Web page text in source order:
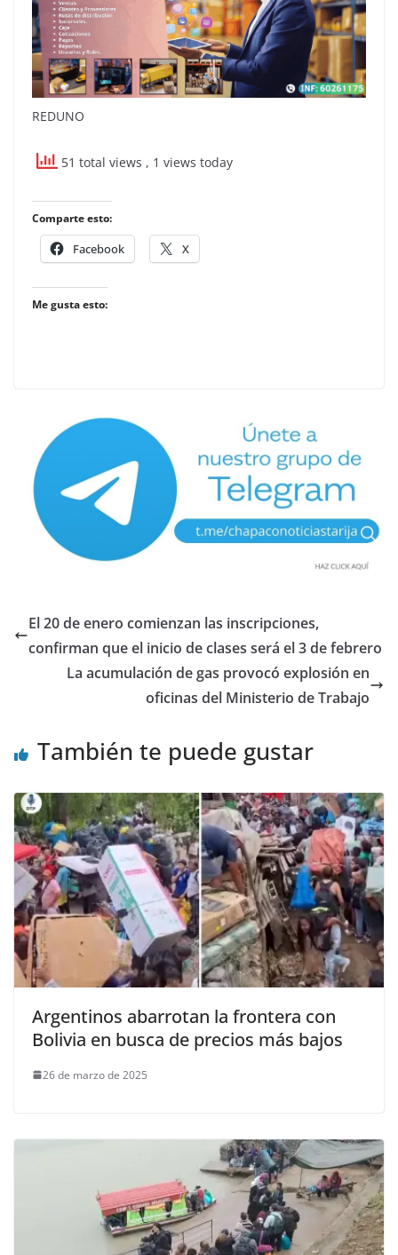
REDUNO
51 total views , 1 views today
Comparte esto:
Facebook X
Me gusta esto:
El 20 de enero comienzan las inscripciones,
confirman que el inicio de clases será el 3 de febrero
La acumulación de gas provocó explosión en
oficinas del Ministerio de Trabajo
También te puede gustar
Argentinos abarrotan la frontera con
Bolivia en busca de precios más bajos
26 de marzo de 2025